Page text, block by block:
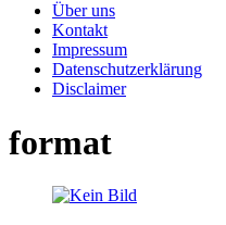
Über uns
Kontakt
Impressum
Datenschutzerklärung
Disclaimer
format